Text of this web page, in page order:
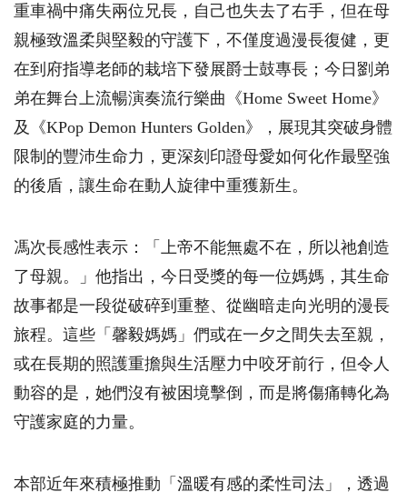
重車禍中痛失兩位兄長，自己也失去了右手，但在母
親極致溫柔與堅毅的守護下，不僅度過漫長復健，更
在到府指導老師的栽培下發展爵士鼓專長；今日劉弟
弟在舞台上流暢演奏流行樂曲《Home Sweet Home》
及《KPop Demon Hunters Golden》，展現其突破身體
限制的豐沛生命力，更深刻印證母愛如何化作最堅強
的後盾，讓生命在動人旋律中重獲新生。
馮次長感性表示：「上帝不能無處不在，所以祂創造
了母親。」他指出，今日受獎的每一位媽媽，其生命
故事都是一段從破碎到重整、從幽暗走向光明的漫長
旅程。這些「馨毅媽媽」們或在一夕之間失去至親，
或在長期的照護重擔與生活壓力中咬牙前行，但令人
動容的是，她們沒有被困境擊倒，而是將傷痛轉化為
守護家庭的力量。
本部近年來積極推動「溫暖有感的柔性司法」，透過